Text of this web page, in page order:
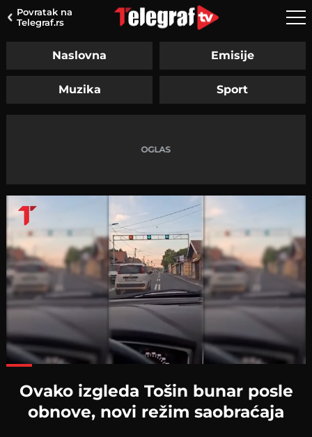
Povratak na
Telegraf.rs
Naslovna Emisije
Muzika Sport
Ovako izgleda Tošin bunar posle
obnove, novi režim saobraćaja